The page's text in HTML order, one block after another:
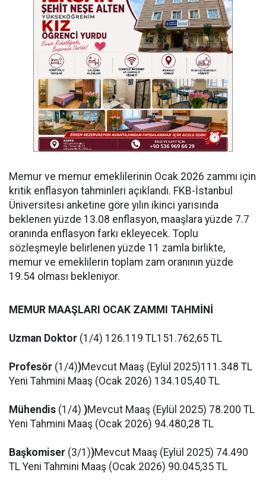
Memur ve memur emeklilerinin Ocak 2026 zammı için
kritik enflasyon tahminleri açıklandı. FKB-İstanbul
Üniversitesi anketine göre yılın ikinci yarısında
beklenen yüzde 13.08 enflasyon, maaşlara yüzde 7.7
oranında enflasyon farkı ekleyecek. Toplu
sözleşmeyle belirlenen yüzde 11 zamla birlikte,
memur ve emeklilerin toplam zam oranının yüzde
19.54 olması bekleniyor.
MEMUR MAAŞLARI OCAK ZAMMI TAHMİNİ
Uzman Doktor (1/4) 126.119 TL151.762,65 TL
Profesör (1/4))Mevcut Maaş (Eylül 2025)111.348 TL
Yeni Tahmini Maaş (Ocak 2026) 134.105,40 TL
Mühendis (1/4) )Mevcut Maaş (Eylül 2025) 78.200 TL
Yeni Tahmini Maaş (Ocak 2026) 94.480,28 TL
Başkomiser (3/1))Mevcut Maaş (Eylül 2025) 74.490
TL Yeni Tahmini Maaş (Ocak 2026) 90.045,35 TL